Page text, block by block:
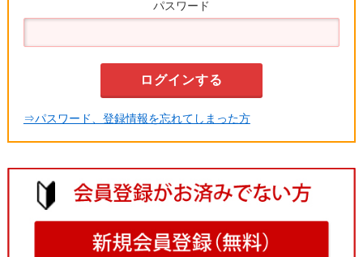
パスワード
⇒パスワード、登録情報を忘れてしまった方